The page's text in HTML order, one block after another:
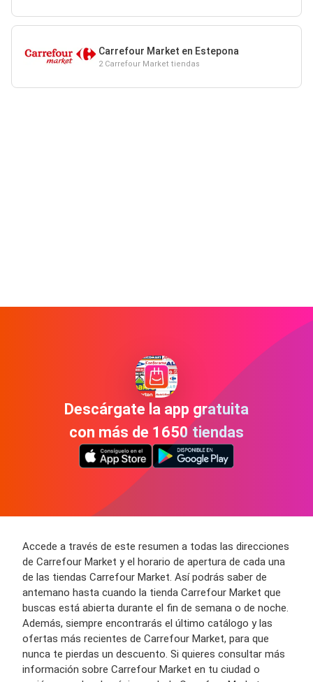
Carrefour Market en Estepona
2 Carrefour Market tiendas
Descárgate la app gratuita
con más de 1650 tiendas
Accede a través de este resumen a todas las direcciones
de Carrefour Market y el horario de apertura de cada una
de las tiendas Carrefour Market. Así podrás saber de
antemano hasta cuando la tienda Carrefour Market que
buscas está abierta durante el fin de semana o de noche.
Además, siempre encontrarás el último catálogo y las
ofertas más recientes de Carrefour Market, para que
nunca te pierdas un descuento. Si quieres consultar más
información sobre Carrefour Market en tu ciudad o